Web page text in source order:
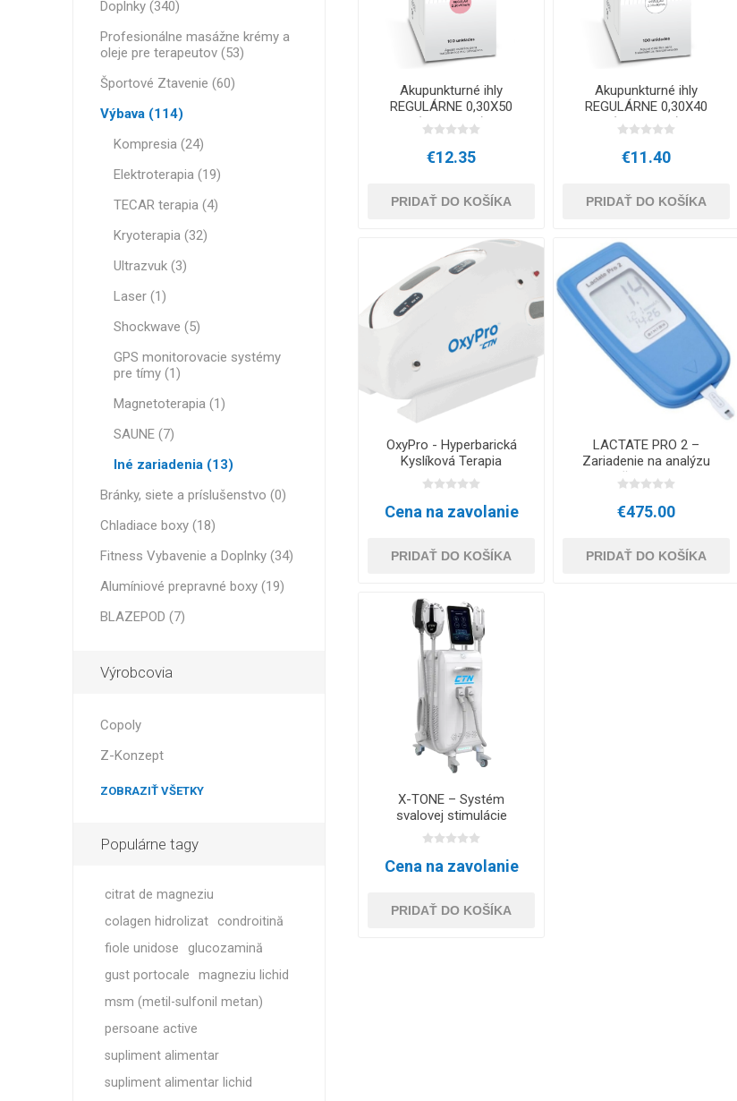
KINEZIOTERAPIU
MAGNETOTERAPIA
Akupunkturné ihly
REGULÁRNE 0,30X50
(100 kusov)
€12.35
PRIDAŤ DO KOŠÍKA
Akupunkturné ihly
REGULÁRNE 0,30X40
(100 kusov)
€11.40
PRIDAŤ DO KOŠÍKA
OxyPro - Hyperbarická
Kyslíková Terapia
Cena na zavolanie
PRIDAŤ DO KOŠÍKA
LACTATE PRO 2 –
Zariadenie na analýzu
mliečnej kyseliny
€475.00
PRIDAŤ DO KOŠÍKA
X-TONE – Systém
svalovej stimulácie
Cena na zavolanie
PRIDAŤ DO KOŠÍKA
Doplnky (340)
Profesionálne masážne krémy a
oleje pre terapeutov (53)
Športové Ztavenie (60)
Výbava (114)
Kompresia (24)
Elektroterapia (19)
TECAR terapia (4)
Kryoterapia (32)
Ultrazvuk (3)
Laser (1)
Shockwave (5)
GPS monitorovacie systémy
pre tímy (1)
Magnetoterapia (1)
SAUNE (7)
Iné zariadenia (13)
Bránky, siete a príslušenstvo (0)
Chladiace boxy (18)
Fitness Vybavenie a Doplnky (34)
Alumíniové prepravné boxy (19)
BLAZEPOD (7)
Výrobcovia
Copoly
Z-Konzept
ZOBRAZIŤ VŠETKY
Populárne tagy
citrat de magneziu
colagen hidrolizat
condroitină
fiole unidose
glucozamină
gust portocale
magneziu lichid
msm (metil-sulfonil metan)
persoane active
supliment alimentar
supliment alimentar lichid